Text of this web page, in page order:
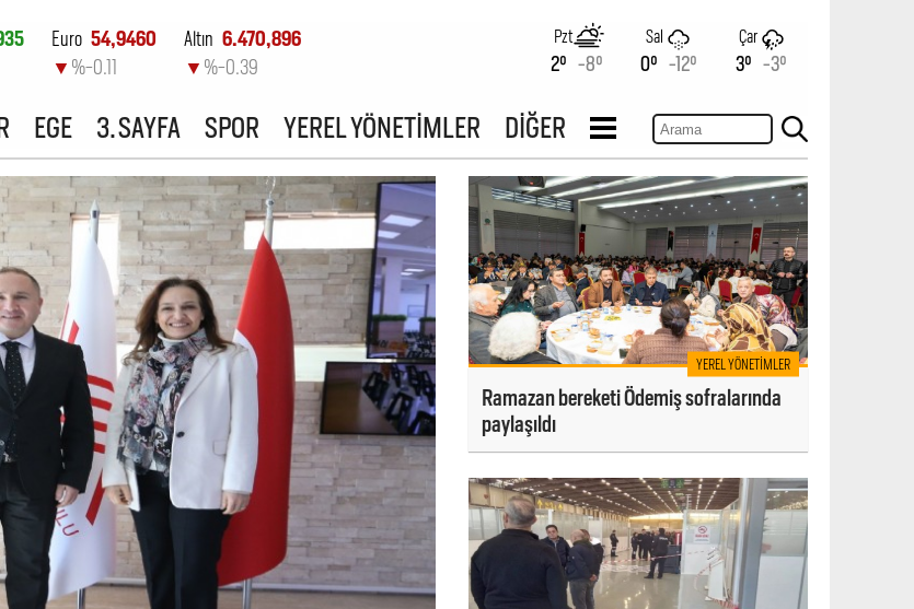
Euro 54,9460
▼ %-0.11
Altın 6.470,896
▼ %-0.39
Pzt
2° -8°
Sal
0° -12°
Çar
3° -3°
EGE 3. SAYFA SPOR YEREL YÖNETİMLER DİĞER
YEREL YÖNETIMLER
Ramazan bereketi Ödemiş sofralarında
paylaşıldı